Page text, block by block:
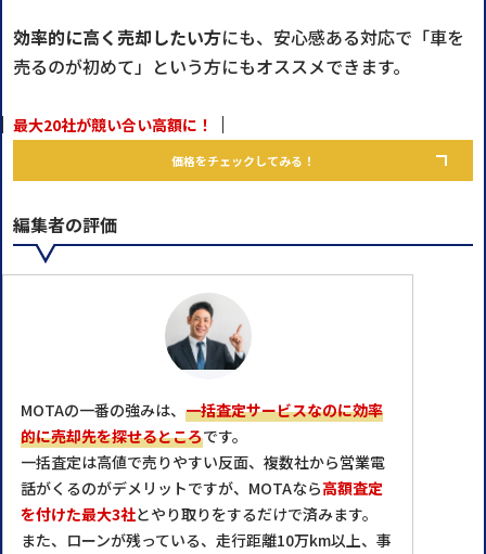
効率的に高く売却したい方にも、安心感ある対応で「車を
売るのが初めて」という方にもオススメできます。
最大20社が競い合い高額に！
価格をチェックしてみる！
編集者の評価
MOTAの一番の強みは、 一括査定サービスなのに効率
的に売却先を探せるところです。
一括査定は高値で売りやすい反面、複数社から営業電
話がくるのがデメリットですが、MOTAなら高額査定
を付けた最大3社とやり取りをするだけで済みます。
また、ローンが残っている、走行距離10万km以上、事